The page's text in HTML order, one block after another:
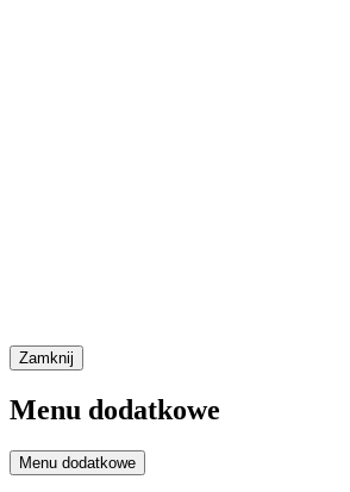
Zamknij
Menu dodatkowe
Menu dodatkowe